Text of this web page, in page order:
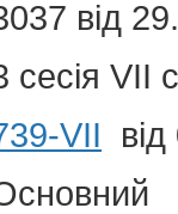
від
сесія VII
VII